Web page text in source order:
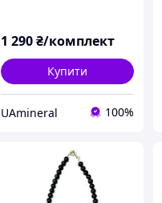
1 290₴/комплект
Купити
UAmineral 100%